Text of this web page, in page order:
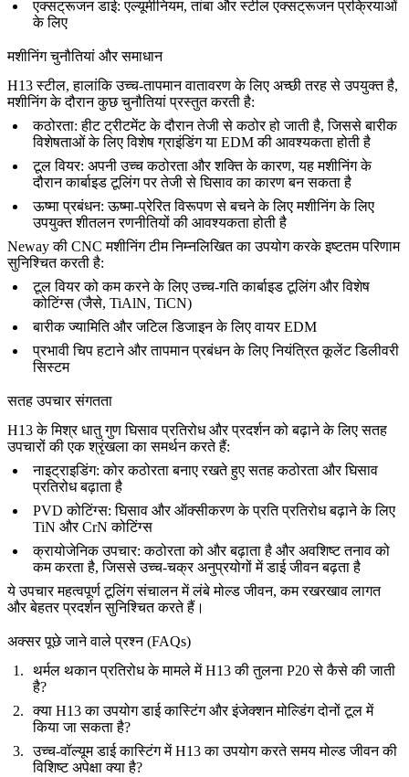
एक्सट्रूजन डाई: एल्यूमीनियम, तांबा और स्टील एक्सट्रूजन प्रक्रियाओं
के लिए
मशीनिंग चुनौतियां और समाधान
H13 स्टील, हालांकि उच्च-तापमान वातावरण के लिए अच्छी तरह से उपयुक्त है,
मशीनिंग के दौरान कुछ चुनौतियां प्रस्तुत करती है:
कठोरता: हीट ट्रीटमेंट के दौरान तेजी से कठोर हो जाती है, जिससे बारीक
विशेषताओं के लिए विशेष ग्राइंडिंग या EDM की आवश्यकता होती है
टूल वियर: अपनी उच्च कठोरता और शक्ति के कारण, यह मशीनिंग के
दौरान कार्बाइड टूलिंग पर तेजी से घिसाव का कारण बन सकता है
ऊष्मा प्रबंधन: ऊष्मा-प्रेरित विरूपण से बचने के लिए मशीनिंग के लिए
उपयुक्त शीतलन रणनीतियों की आवश्यकता होती है
Neway की CNC मशीनिंगटीम निम्नलिखित का उपयोग करके इष्टतम परिणाम
सुनिश्चित करती है:
टूल वियर को कम करने के लिए उच्च-गति कार्बाइड टूलिंग और विशेष
कोटिंग्स (जैसे, TiAlN, TiCN)
बारीक ज्यामिति और जटिल डिजाइन के लिए वायर EDM
प्रभावी चिप हटाने और तापमान प्रबंधन के लिए नियंत्रित कूलेंट डिलीवरी
सिस्टम
सतह उपचार संगतता
H13 के मिश्र धातु गुण घिसाव प्रतिरोध और प्रदर्शन को बढ़ाने के लिए सतह
उपचारों की एक श्रृंखला का समर्थन करते हैं:
नाइट्राइडिंग: कोर कठोरता बनाए रखते हुए सतह कठोरता और घिसाव
प्रतिरोध बढ़ाता है
PVD कोटिंग्स: घिसाव और ऑक्सीकरण के प्रति प्रतिरोध बढ़ाने के लिए
TiN और CrN कोटिंग्स
क्रायोजेनिक उपचार: कठोरता को और बढ़ाता है और अवशिष्ट तनाव को
कम करता है, जिससे उच्च-चक्र अनुप्रयोगों में डाई जीवन बढ़ता है
ये उपचार महत्वपूर्ण टूलिंग संचालन में लंबे मोल्ड जीवन, कम रखरखाव लागत
और बेहतर प्रदर्शन सुनिश्चित करते हैं।
अक्सर पूछे जाने वाले प्रश्न (FAQs)
थर्मल थकान प्रतिरोध के मामले में H13 की तुलना P20 से कैसे की जाती
है?
क्या H13 का उपयोग डाई कास्टिंग और इंजेक्शन मोल्डिंग दोनों टूल में
किया जा सकता है?
उच्च-वॉल्यूम डाई कास्टिंग में H13 का उपयोग करते समय मोल्ड जीवन की
विशिष्ट अपेक्षा क्या है?